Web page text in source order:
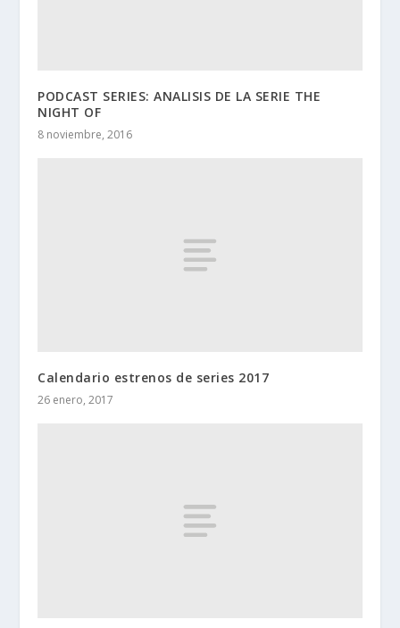
PODCAST SERIES: ANALISIS DE LA SERIE THE
NIGHT OF
8 noviembre, 2016
Calendario estrenos de series 2017
26 enero, 2017